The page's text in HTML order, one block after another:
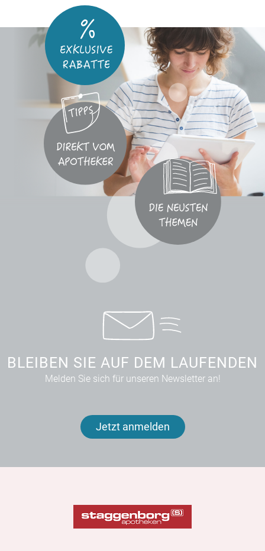
BLEIBEN SIE AUF DEM LAUFENDEN
Melden Sie sich für unseren Newsletter an!
Jetzt anmelden